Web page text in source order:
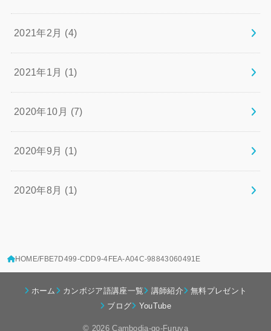
2021年2月 (4)
2021年1月 (1)
2020年10月 (7)
2020年9月 (1)
2020年8月 (1)
HOME FBE7D499-CDD9-4FEA-A04C-98843060491E
ホーム カンボジア語講座一覧 講師紹介
無料プレゼント
ブログ
YouTube
© 2026 Cambodia-go-Furuya